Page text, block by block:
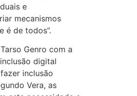
e
mecanismos
é de todos”.
Genro com a
digital
inclusão
Vera, as